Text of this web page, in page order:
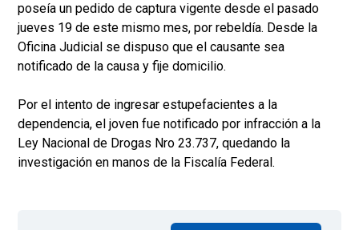
poseía un pedido de captura vigente desde el pasado
jueves 19 de este mismo mes, por rebeldía. Desde la
Oficina Judicial se dispuso que el causante sea
notificado de la causa y fije domicilio.
Por el intento de ingresar estupefacientes a la
dependencia, el joven fue notificado por infracción a la
Ley Nacional de Drogas Nro 23.737, quedando la
investigación en manos de la Fiscalía Federal.